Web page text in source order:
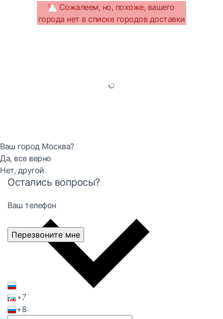
Сожалеем, но, похоже, вашего
города нет в списке городов доставки
Ваш город Москва?
Да, все верно
Нет, другой
Остались вопросы?
Ваш телефон
+7
+8
Перезвоните мне